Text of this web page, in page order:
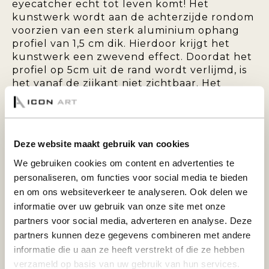
Deze website maakt gebruik van cookies
We gebruiken cookies om content en advertenties te
personaliseren, om functies voor social media te bieden
en om ons websiteverkeer te analyseren. Ook delen we
informatie over uw gebruik van onze site met onze
partners voor social media, adverteren en analyse. Deze
partners kunnen deze gegevens combineren met andere
informatie die u aan ze heeft verstrekt of die ze hebben
verzameld op basis van uw gebruik van hun services.
eyecatcher echt tot leven komt! Het
kunstwerk wordt aan de achterzijde rondom
voorzien van een sterk aluminium ophang
profiel van 1,5 cm dik. Hierdoor krijgt het
kunstwerk een zwevend effect. Doordat het
profiel op 5cm uit de rand wordt verlijmd, is
het vanaf de zijkant niet zichtbaar. Het
achterprofiel zorgt tevens voor extra
stabiliteit en voorkomt dat het paneel krom
PLEXIGLAS 5MM:
De foto wordt op Fuji fotopapier geprint en
vervolgens afgewerkt met 5mm hoogglans
plexiglas van 5mm dik. Door het plexiglas
worden de kleuren vele malen intenser en
daardoor krijgt het een prachtig diepte-
effect. De 5mm dikke plexiglasplaat met de